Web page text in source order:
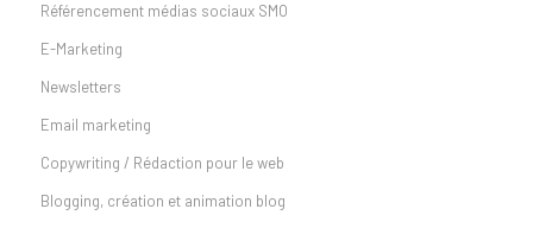
Référencement médias sociaux SMO
E-Marketing
Newsletters
Email marketing
Copywriting / Rédaction pour le web
Blogging, création et animation blog